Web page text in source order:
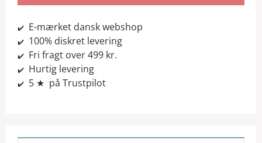
✔️E-mærket dansk webshop
✔️100% diskret levering
✔️Fri fragt over 499 kr.
✔️Hurtig levering
✔️5 ★ på Trustpilot